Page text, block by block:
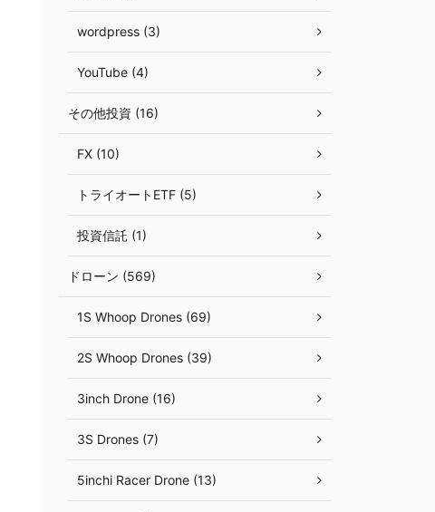
wordpress (3)
YouTube (4)
その他投資 (16)
FX (10)
トライオートETF (5)
投資信託 (1)
ドローン (569)
1S Whoop Drones (69)
2S Whoop Drones (39)
3inch Drone (16)
3S Drones (7)
5inchi Racer Drone (13)